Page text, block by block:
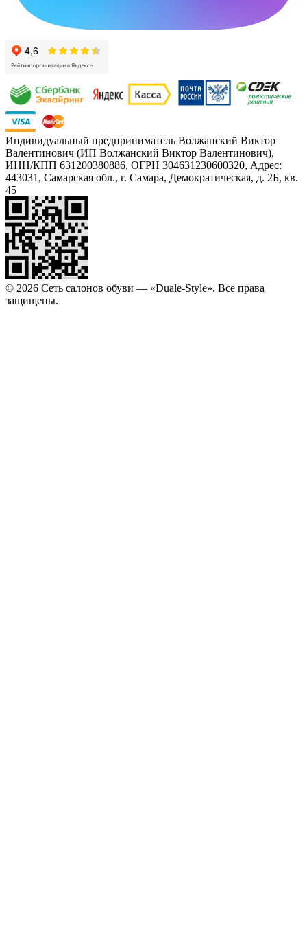
Индивидуальный предприниматель Волжанский Виктор
Валентинович (ИП Волжанский Виктор Валентинович),
ИНН/КПП 631200380886, ОГРН 304631230600320, Адрес:
443031, Самарская обл., г. Самара, Демократическая, д. 2Б, кв.
45
© 2026 Сеть салонов обуви — «Duale-Style». Все права
защищены.